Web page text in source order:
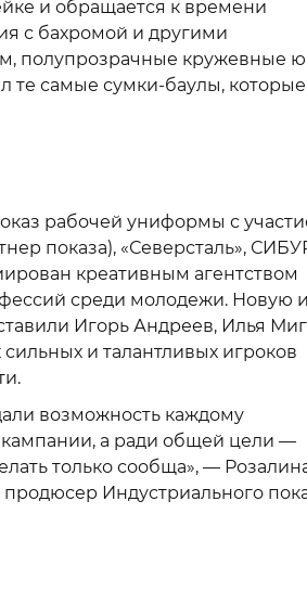
и обращается к времени
с бахромой и другими
полупрозрачные кружевные
те самые сумки-баулы, которые
рабочей униформы с
показа), «Северсталь»,
креативным агентством
среди молодежи. Новую и
Игорь Андреев, Илья
и талантливых игроков
возможность каждому
кампании, а ради общей цели —
только сообща», —
Индустриального